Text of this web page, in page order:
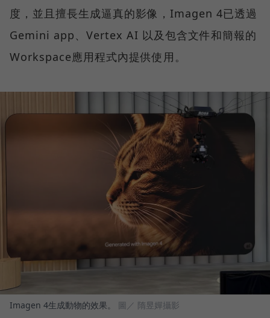
度，並且擅長生成逼真的影像，Imagen 4已透過
Gemini app、Vertex AI 以及包含文件和簡報的
Workspace應用程式內提供使用。
Imagen 4生成動物的效果。 圖／ 隋昱嬋攝影